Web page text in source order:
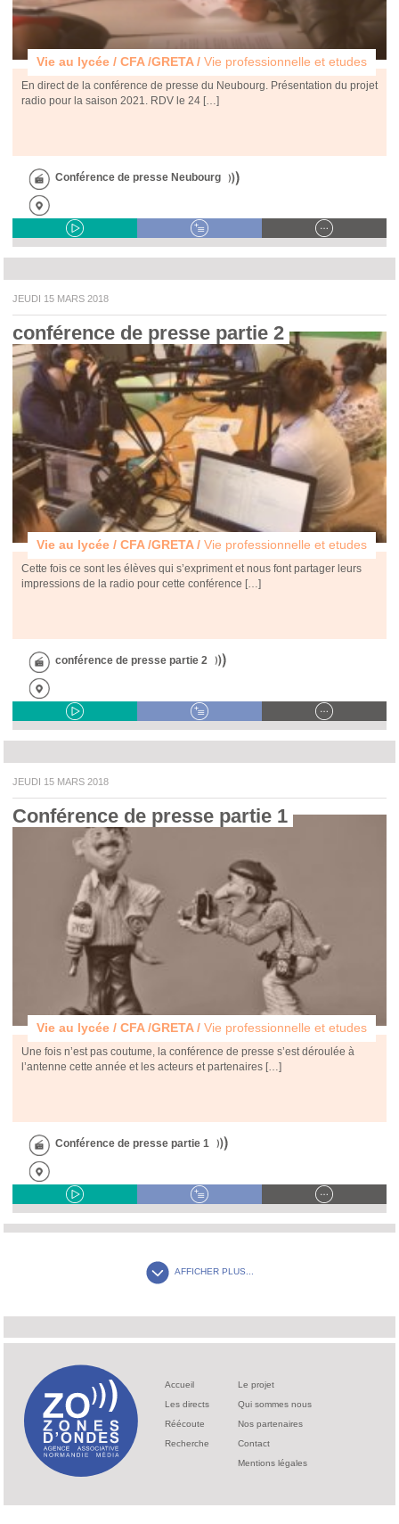
Vie au lycée / CFA /GRETA / Vie professionnelle et etudes
En direct de la conférence de presse du Neubourg. Présentation du projet
radio pour la saison 2021. RDV le 24 […]
Conférence de presse Neubourg
JEUDI 15 MARS 2018
conférence de presse partie 2
Vie au lycée / CFA /GRETA / Vie professionnelle et etudes
Cette fois ce sont les élèves qui s’expriment et nous font partager leurs
impressions de la radio pour cette conférence […]
conférence de presse partie 2
JEUDI 15 MARS 2018
Conférence de presse partie 1
Vie au lycée / CFA /GRETA / Vie professionnelle et etudes
Une fois n’est pas coutume, la conférence de presse s’est déroulée à
l’antenne cette année et les acteurs et partenaires […]
Conférence de presse partie 1
AFFICHER PLUS...
Accueil
Les directs
Réécoute
Recherche
Le projet
Qui sommes nous
Nos partenaires
Contact
Mentions légales